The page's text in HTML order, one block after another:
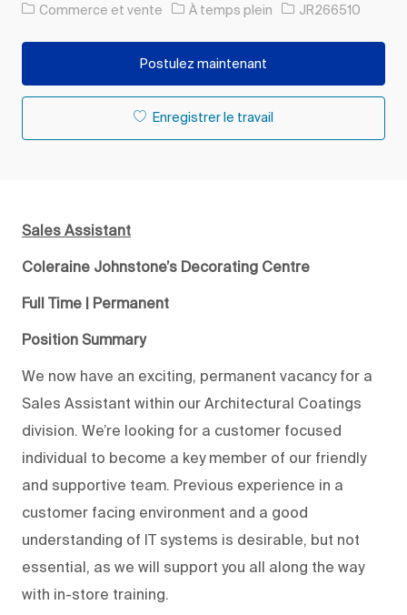
Catégorie
Commerce et vente Type d’emploi
À temps plein ID de l’emploi
JR266510
Postulez maintenant
Enregistrer le travail
Sales Assistant
Coleraine Johnstone’s Decorating Centre
Full Time | Permanent
Position Summary
We now have an exciting, permanent vacancy for a
Sales Assistant within our Architectural Coatings
division. We’re looking for a customer focused
individual to become a key member of our friendly
and supportive team. Previous experience in a
customer facing environment and a good
understanding of IT systems is desirable, but not
essential, as we will support you all along the way
with in-store training.